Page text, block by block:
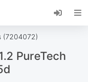
eCarsTrade,
и получайте
(7204072)
PureTech